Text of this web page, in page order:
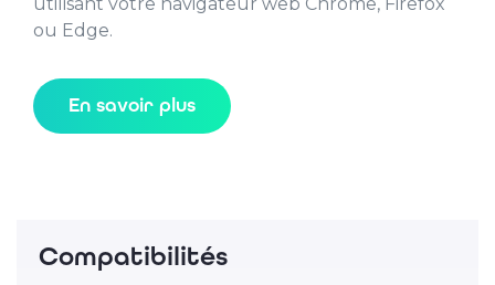
utilisant votre navigateur web Chrome, Firefox
ou Edge.
En savoir plus
Compatibilités